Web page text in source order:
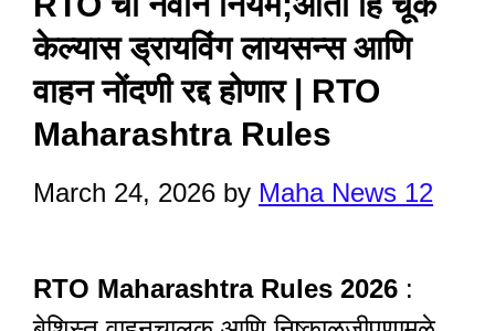
केल्यास ड्रायविंग लायसन्स आणि
वाहन नोंदणी रद्द होणार | RTO
Maharashtra Rules
March 24, 2026 by Maha News 12
RTO Maharashtra Rules 2026 :